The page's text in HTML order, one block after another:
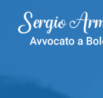
contenuto